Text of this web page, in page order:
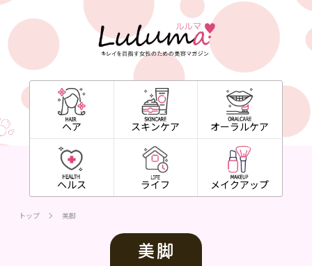
ヘア スキンケア オーラルケア
ヘルス ライフ メイクアップ
トップ 美脚
美脚